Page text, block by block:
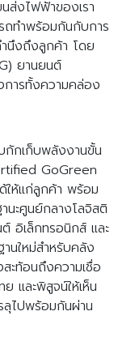
ส่งไฟฟ้าของเรา
ถทำพร้อมกันกับการ
ำนึงถึงลูกค้า โดย
ยานยนต์
การทั้งความคล่อง
กักเก็บพลังงานขั้น
GoGreen
ให้แก่ลูกค้า พร้อม
นะศูนย์กลางโลจิสติ
อิเล็กทรอนิกส์ และ
นใหม่สำหรับคลัง
ะท้อนถึงความเชื่อ
และพิสูจน์ให้เห็น
ลุไปพร้อมกันผ่าน